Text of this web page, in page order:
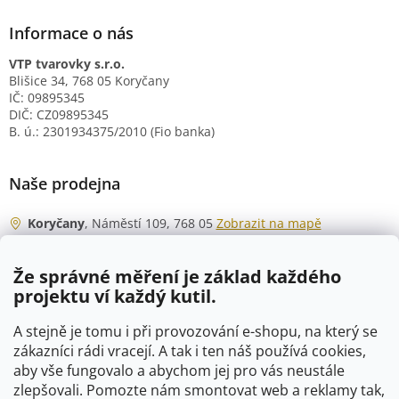
Že správné měření je základ každého
projektu ví každý kutil.
A stejně je tomu i při provozování e-shopu, na který se
zákazníci rádi vracejí. A tak i ten náš používá cookies,
aby vše fungovalo a abychom jej pro vás neustále
zlepšovali. Pomozte nám smontovat web a reklamy tak,
Informace o nás
VTP tvarovky s.r.o.
Blišice 34, 768 05 Koryčany
IČ: 09895345
DIČ: CZ09895345
B. ú.: 2301934375/2010 (Fio banka)
Naše prodejna
Koryčany, Náměstí 109, 768 05 Zobrazit na mapě
Po - Čt
06:00 - 07:00
07:30 - 15:30
Pá
06:00 - 07:00
07:30 - 15:00
So
07:00 - 10:00